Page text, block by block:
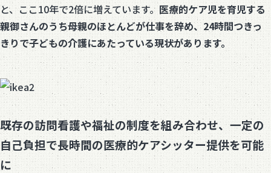
と、ここ10年で2倍に増えています。医療的ケア児を育児する
親御さんのうち母親のほとんどが仕事を辞め、24時間つきっ
きりで子どもの介護にあたっている現状があります。
既存の訪問看護や福祉の制度を組み合わせ、一定の
自己負担で長時間の医療的ケアシッター提供を可能
に